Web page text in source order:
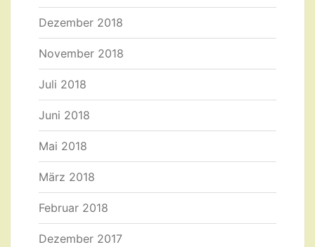
Dezember 2018
November 2018
Juli 2018
Juni 2018
Mai 2018
März 2018
Februar 2018
Dezember 2017